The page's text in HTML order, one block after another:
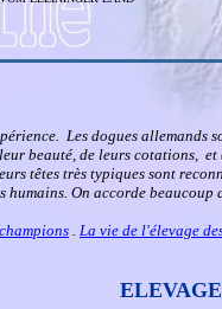
Les dogues allemands
beauté, de leurs cotations,
têtes très typiques sont
humains. On accorde
champions . La vie de l'élevage